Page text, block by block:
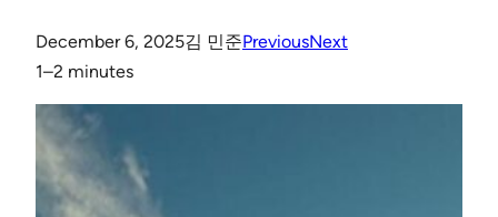
December 6, 2025김 민준PreviousNext
1–2 minutes